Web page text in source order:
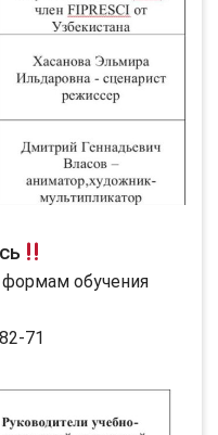
обучения
71